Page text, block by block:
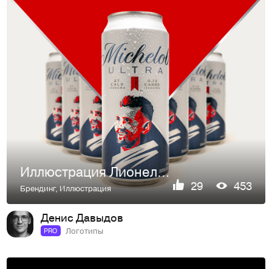
Иллюстрация Лионеля Месси для Michelob Ultra
Брендинг,Иллюстрация 29 453
Денис Давыдов
PRO Логотипы